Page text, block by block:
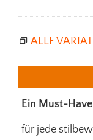
ALLE
Ein Must-Have
für jede